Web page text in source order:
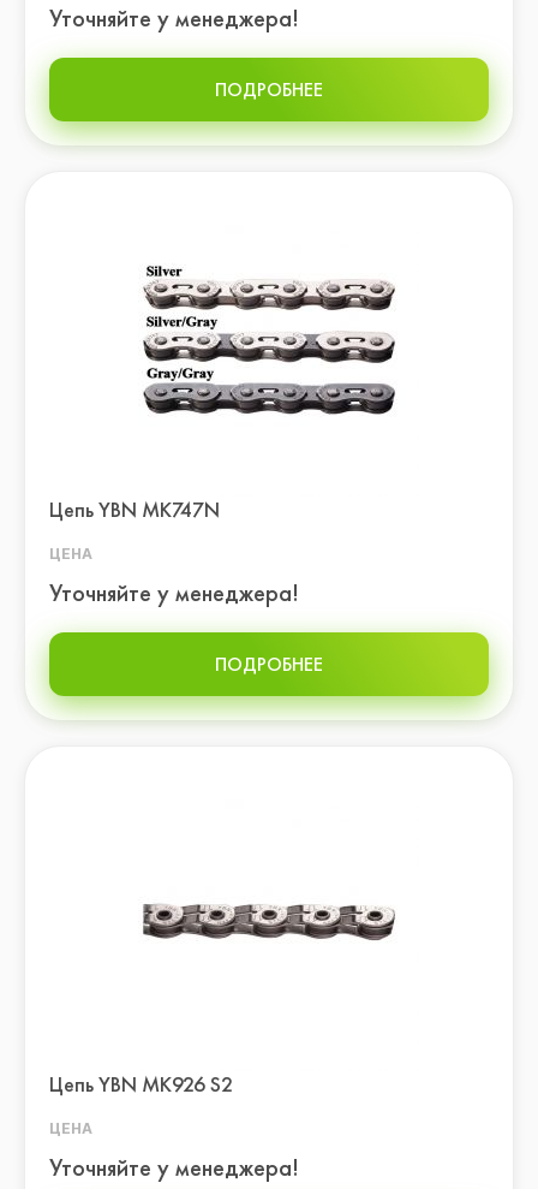
Уточняйте у менеджера!
ПОДРОБНЕЕ
Цепь YBN MK747N
ЦЕНА
Уточняйте у менеджера!
ПОДРОБНЕЕ
Цепь YBN MK926 S2
ЦЕНА
Уточняйте у менеджера!